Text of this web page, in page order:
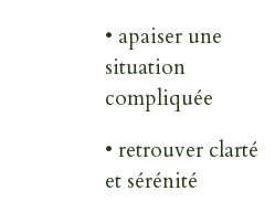
• apaiser une
situation
compliquée
• retrouver clarté
et sérénité